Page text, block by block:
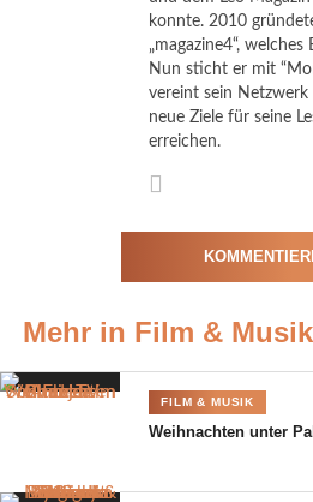
Schlümpfe
Seit fast 60 Jahren verzaubern die
Diesmal leihen den kleinen blauen
deutscher Stars ihre Stimmen. Neben
(Schlumpfine), Iris Berben
und Moderatorin Lena Gercke
(Schlumpfsturm), Axel Stein
Tim Oliver Schulz (Clumsy), sind
und Sami Slimani (Beauty) mit dabei.
Fazit von Monaco
Schlümpfe
konnte. 2010
„magazine4“,
Nun sticht er mit
vereint sein
neue Ziele für seine
erreichen.
Mehr in Film & Musik
FILM & MUSIK
Weihnachten unter